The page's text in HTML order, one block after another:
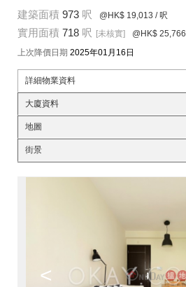
建築面積 973 呎 @HK$ 19,013 / 呎
實用面積 718 呎 [未核實] @HK$ 25,766
上次降價日期 2025年01月16日
詳細物業資料
大廈資料
地圖
街景
<